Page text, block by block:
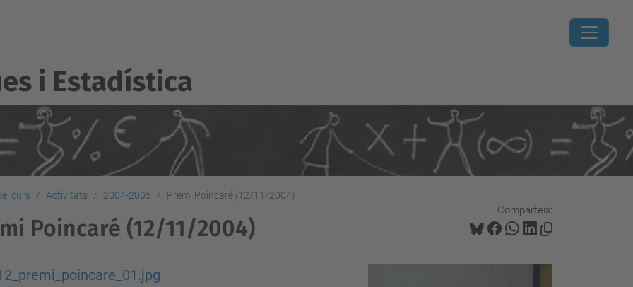
i Estadí­stica
curs Activitats 2004-2005 Premi Poincaré (12/11/2004)
Comparteix:
Poincaré (12/11/2004)